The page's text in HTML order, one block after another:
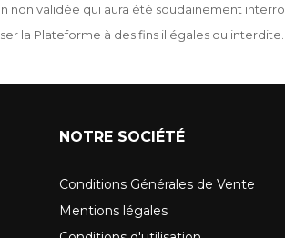
non validée qui aura été soudainement
la Plateforme à des fins illégales ou interdite.
NOTRE SOCIÉTÉ
Conditions Générales de Vente
Mentions légales